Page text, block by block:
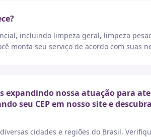
incluindo limpeza geral, limpeza
monta seu serviço de acordo com suas
expandindo nossa atuação para
seu CEP em nosso site e
cidades e regiões do Brasil.